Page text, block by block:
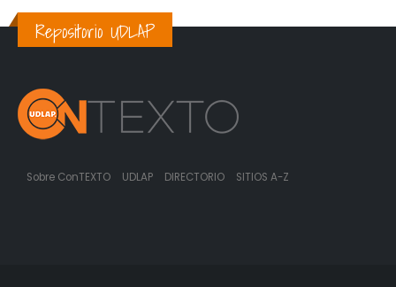
Repositorio UDLAP
Sobre ConTEXTO UDLAP DIRECTORIO SITIOS A-Z